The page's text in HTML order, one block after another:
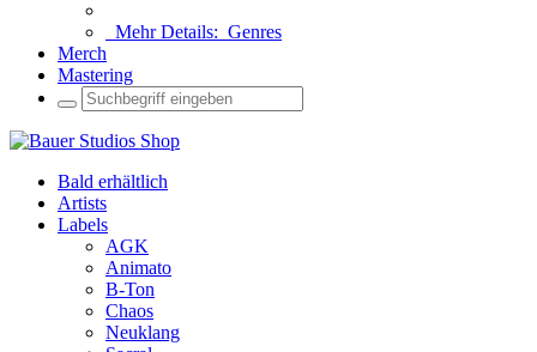
Mehr Details: Genres
Merch
Mastering
Bald erhältlich
Artists
Labels
AGK
Animato
B-Ton
Chaos
Neuklang